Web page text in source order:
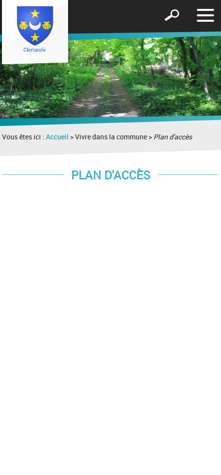
le
Afficher
formulaire
de
recherche
Vous êtes ici :Accueil > Vivre dans la commune > Plan d'accès
PLAN D'ACCÈS